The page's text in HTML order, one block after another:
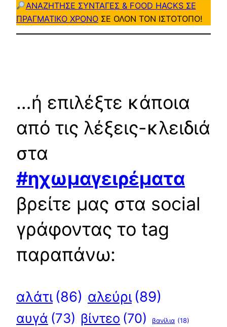
ΑΝΑΖΗΤΗΣΕ ΣΥΝΤΑΓΕΣ & FOOD HACKS ΣΕ
ΠΡΑΓΜΑΤΙΚΟ ΧΡΟΝΟ ΣΕ ΟΛΟΝ ΤΟΝ ΙΣΤΟΤΟΠΟ!
…ή επιλέξτε κάποια
από τις λέξεις-κλειδιά
στα
#ηχωμαγειρέματα
βρείτε μας στα social
γράφοντας το tag
παραπάνω:
αλάτι (86) αλεύρι (89)
αυγά (73) βίντεο (70) βανίλια (18)